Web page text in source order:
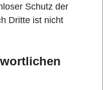
Schutz der
Dritte ist nicht